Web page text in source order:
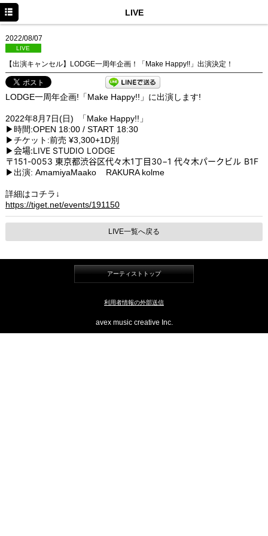
LIVE
2022/08/07
LIVE
【出演キャンセル】LODGE一周年企画！「Make Happy!!」出演決定！
LODGE一周年企画!「Make Happy!!」に出演します!
2022年8月7日(日) 「Make Happy!!」
▶︎時間:OPEN 18:00 / START 18:30
▶︎チケット:前売 ¥3,300+1D別
▶︎会場:LIVE STUDIO LODGE
〒151-0053 東京都渋谷区代々木1丁目30−1 代々木パークビル B1F
▶︎出演: AmamiyaMaako RAKURA kolme
詳細はコチラ↓
https://tiget.net/events/191150
LIVE一覧へ戻る
アーティストトップ
利用者情報の外部送信
avex music creative Inc.
NEWS
DISCOGRAPHY
PROFILE
MOVIE
CONTACT
Twitter
LINE
Facebook
Instagram